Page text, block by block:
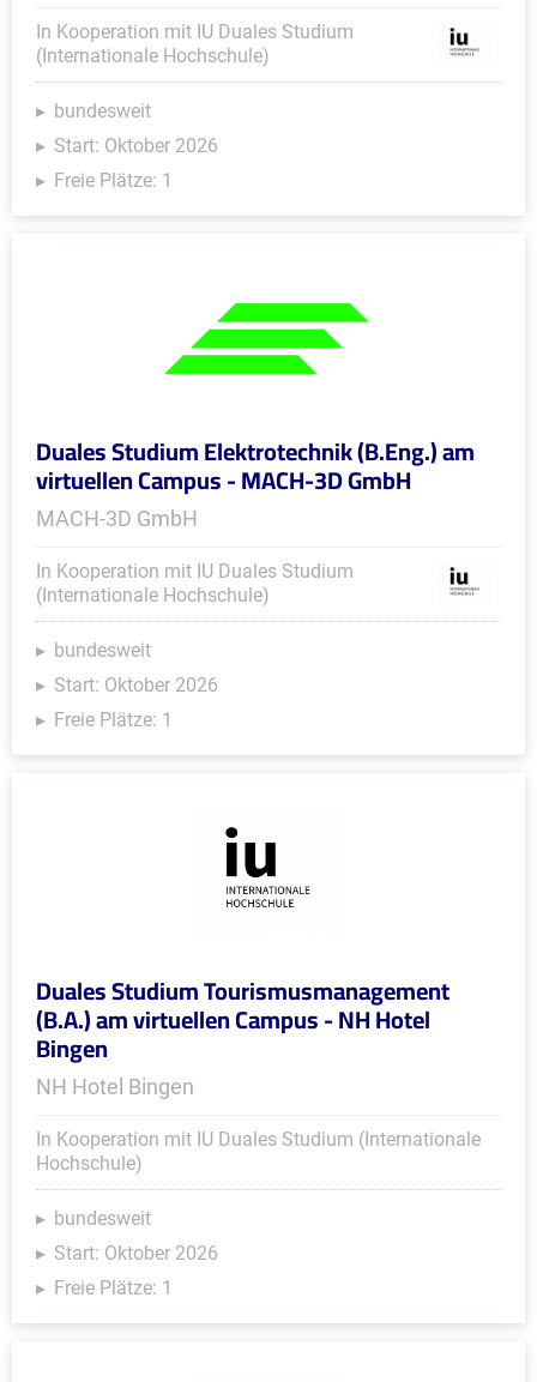
In Kooperation mit IU Duales Studium
(Internationale Hochschule)
bundesweit
Start: Oktober 2026
Freie Plätze: 1
Duales Studium Elektrotechnik (B.Eng.) am
virtuellen Campus - MACH-3D GmbH
MACH-3D GmbH
In Kooperation mit IU Duales Studium
(Internationale Hochschule)
bundesweit
Start: Oktober 2026
Freie Plätze: 1
Duales Studium Tourismusmanagement
(B.A.) am virtuellen Campus - NH Hotel
Bingen
NH Hotel Bingen
In Kooperation mit IU Duales Studium (Internationale
Hochschule)
bundesweit
Start: Oktober 2026
Freie Plätze: 1